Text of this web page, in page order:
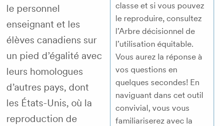
classe et si vous pouvez
le reproduire, consultez
l’Arbre décisionnel de
l’utilisation équitable.
Vous aurez la réponse à
vos questions en
quelques secondes! En
naviguant dans cet outil
convivial, vous vous
familiariserez avec la
le personnel
enseignant et les
élèves canadiens sur
un pied d’égalité avec
leurs homologues
d’autres pays, dont
les États-Unis, où la
reproduction de